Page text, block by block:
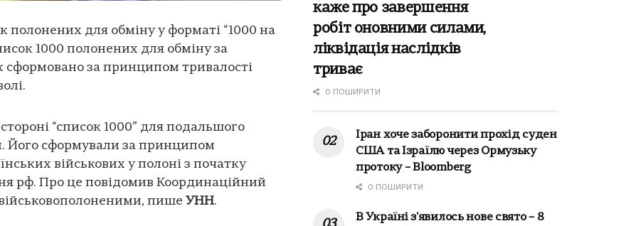
полонених для обміну у форматі “1000 на
1000 полонених для обміну за
за принципом тривалості
“список 1000” для подальшого
Його сформували за принципом
військових у полоні з початку
рф. Про це повідомив Координаційний
пише УНН.
каже про завершення
робіт оновними силами,
ліквідація наслідків
триває
0 ПОШИРИТИ
Іран хоче заборонити прохід суден
США та Ізраїлю через Ормузьку
протоку – Bloomberg
0 ПОШИРИТИ
В Україні з'явилось нове свято – 8